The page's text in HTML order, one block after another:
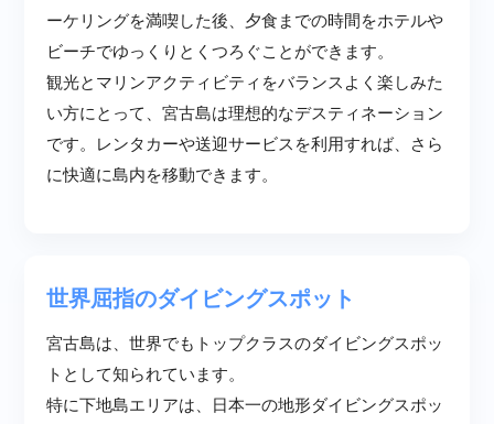
ーケリングを満喫した後、夕食までの時間をホテルや
ビーチでゆっくりとくつろぐことができます。
観光とマリンアクティビティをバランスよく楽しみた
い方にとって、宮古島は理想的なデスティネーション
です。レンタカーや送迎サービスを利用すれば、さら
に快適に島内を移動できます。
世界屈指のダイビングスポット
宮古島は、世界でもトップクラスのダイビングスポッ
トとして知られています。
特に下地島エリアは、日本一の地形ダイビングスポッ